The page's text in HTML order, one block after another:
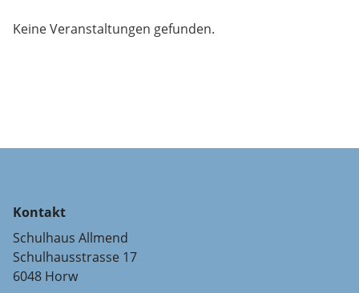
Keine Veranstaltungen gefunden.
Kontakt
Schulhaus Allmend
Schulhausstrasse 17
6048 Horw